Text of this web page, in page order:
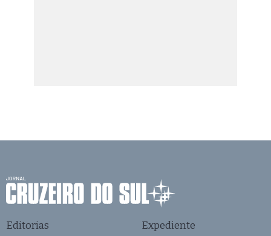
Editorias Expediente